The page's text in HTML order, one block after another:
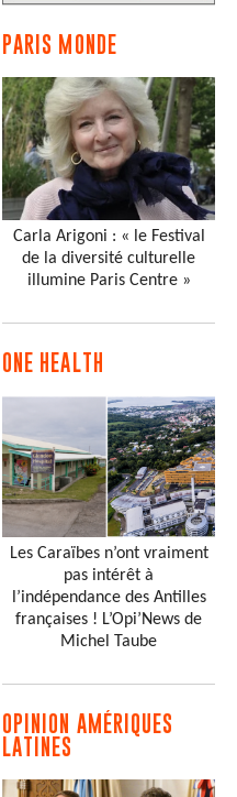
PARIS MONDE
Carla Arigoni : « le Festival
de la diversité culturelle
illumine Paris Centre »
ONE HEALTH
Les Caraïbes n’ont vraiment
pas intérêt à
l’indépendance des Antilles
françaises ! L’Opi’News de
Michel Taube
OPINION AMÉRIQUES
LATINES